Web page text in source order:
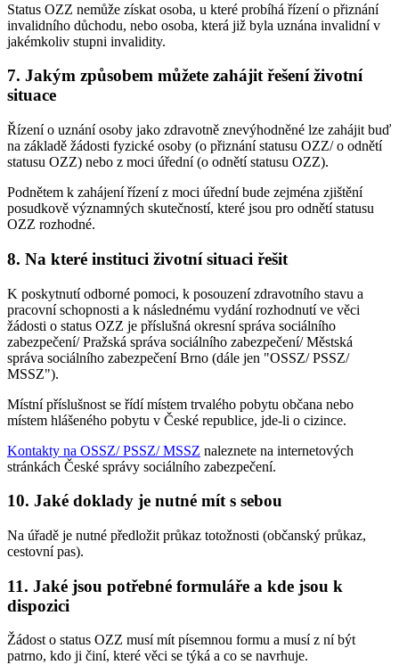
Status OZZ nemůže získat osoba, u které probíhá řízení o přiznání
invalidního důchodu, nebo osoba, která již byla uznána invalidní v
jakémkoliv stupni invalidity.
7. Jakým způsobem můžete zahájit řešení životní
situace
Řízení o uznání osoby jako zdravotně znevýhodněné lze zahájit buď
na základě žádosti fyzické osoby (o přiznání statusu OZZ/ o odnětí
statusu OZZ) nebo z moci úřední (o odnětí statusu OZZ).
Podnětem k zahájení řízení z moci úřední bude zejména zjištění
posudkově významných skutečností, které jsou pro odnětí statusu
OZZ rozhodné.
8. Na které instituci životní situaci řešit
K poskytnutí odborné pomoci, k posouzení zdravotního stavu a
pracovní schopnosti a k následnému vydání rozhodnutí ve věci
žádosti o status OZZ je příslušná okresní správa sociálního
zabezpečení/ Pražská správa sociálního zabezpečení/ Městská
správa sociálního zabezpečení Brno (dále jen "OSSZ/ PSSZ/
MSSZ").
Místní příslušnost se řídí místem trvalého pobytu občana nebo
místem hlášeného pobytu v České republice, jde-li o cizince.
Kontakty na OSSZ/ PSSZ/ MSSZ naleznete na internetových
stránkách České správy sociálního zabezpečení.
10. Jaké doklady je nutné mít s sebou
Na úřadě je nutné předložit průkaz totožnosti (občanský průkaz,
cestovní pas).
11. Jaké jsou potřebné formuláře a kde jsou k
dispozici
Žádost o status OZZ musí mít písemnou formu a musí z ní být
patrno, kdo ji činí, které věci se týká a co se navrhuje.